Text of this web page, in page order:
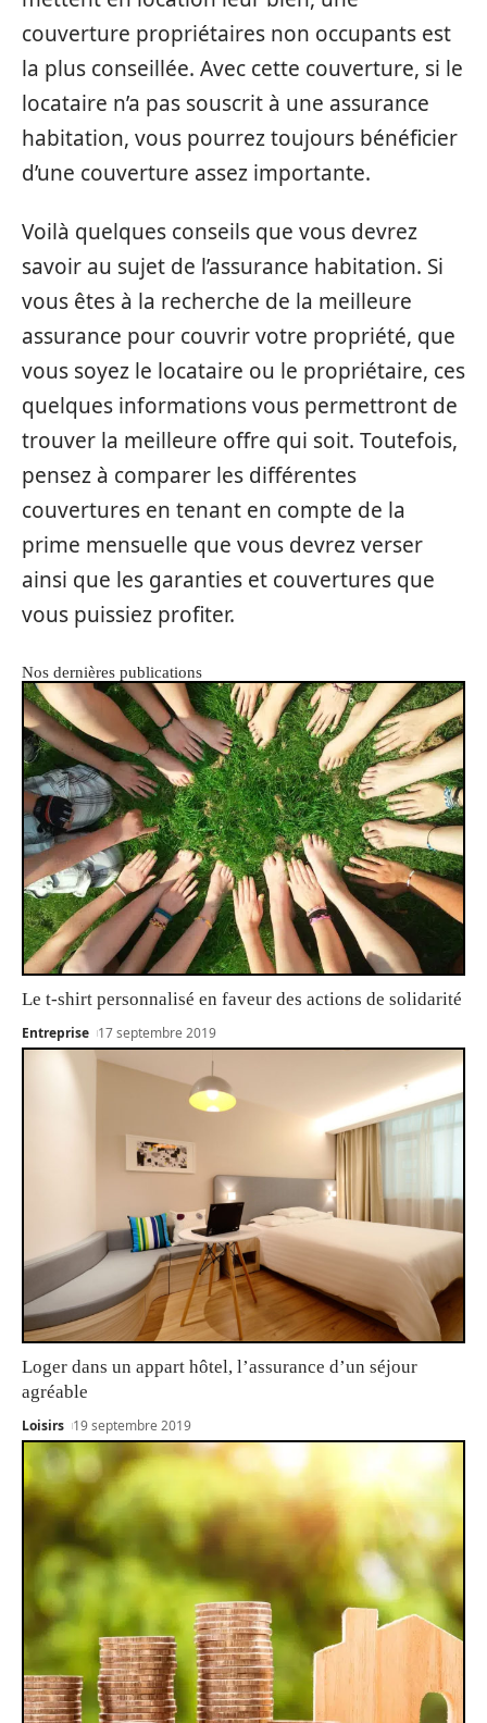
couverture propriétaires non occupants est
la plus conseillée. Avec cette couverture, si le
locataire n’a pas souscrit à une assurance
habitation, vous pourrez toujours bénéficier
d’une couverture assez importante.
Voilà quelques conseils que vous devrez
savoir au sujet de l’assurance habitation. Si
vous êtes à la recherche de la meilleure
assurance pour couvrir votre propriété, que
vous soyez le locataire ou le propriétaire, ces
quelques informations vous permettront de
trouver la meilleure offre qui soit. Toutefois,
pensez à comparer les différentes
couvertures en tenant en compte de la
prime mensuelle que vous devrez verser
ainsi que les garanties et couvertures que
vous puissiez profiter.
Nos dernières publications
Le t-shirt personnalisé en faveur des actions de solidarité
Entreprise 17 septembre 2019
Loger dans un appart hôtel, l’assurance d’un séjour
agréable
Loisirs 19 septembre 2019